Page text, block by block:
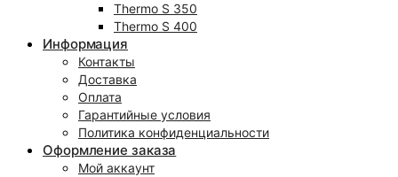
Thermo S 350
Thermo S 400
Информация
Контакты
Доставка
Оплата
Гарантийные условия
Политика конфиденциальности
Оформление заказа
Мой аккаунт